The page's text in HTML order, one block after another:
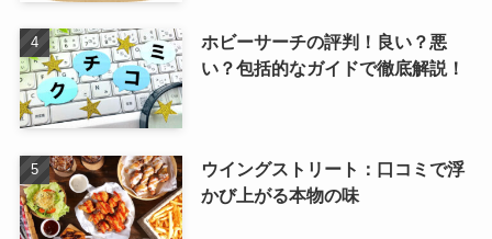
ホビーサーチの評判！良い？悪
い？包括的なガイドで徹底解説！
ウイングストリート：口コミで浮
かび上がる本物の味